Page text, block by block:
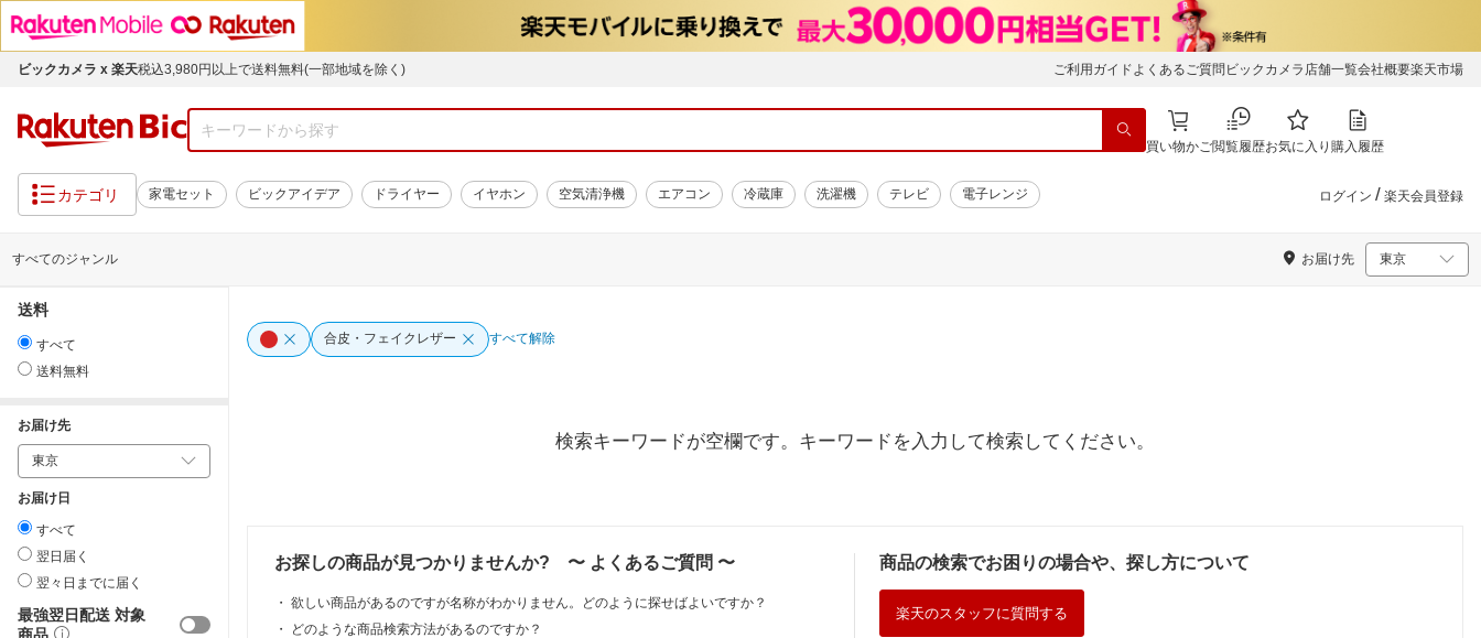
ビックカメラ x 楽天税込3,980円以上で送料無料(一部地域を除く) ご利用ガイド よくあるご質問 ビックカメラ店舗一覧会社概要楽天市場
買い物かご閲覧履歴お気に入り 購入履歴
カテゴリ 家電セット ビックアイデア ドライヤー イヤホン 空気清浄機 エアコン 冷蔵庫 洗濯機 テレビ 電子レンジ ログイン / 楽天会員登録
すべてのジャンル お届け先
送料
すべて
送料無料
お届け先
お届け日
すべて
翌日届く
翌々日までに届く
最強翌日配送 対象
商品
合皮・フェイクレザー すべて解除
検索キーワードが空欄です。キーワードを入力して検索してください。
お探しの商品が見つかりませんか? 〜 よくあるご質問 〜
・ 欲しい商品があるのですが名称がわかりません。どのように探せばよいですか？
・
どのような商品検索方法があるのですか？
商品の検索でお困りの場合や、探し方について
楽天のスタッフに質問する